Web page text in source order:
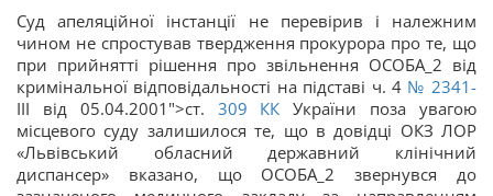
Суд апеляційної інстанції не перевірив і належним
чином не спростував твердження прокурора про те, що
при прийнятті рішення про звільнення ОСОБА_2 від
кримінальної відповідальності на підставі ч. 4 № 2341-
III від 05.04.2001">ст. 309 КК України поза увагою
місцевого суду залишилося те, що в довідці ОКЗ ЛОР
«Львівський обласний державний клінічний
диспансер» вказано, що ОСОБА_2 звернувся до